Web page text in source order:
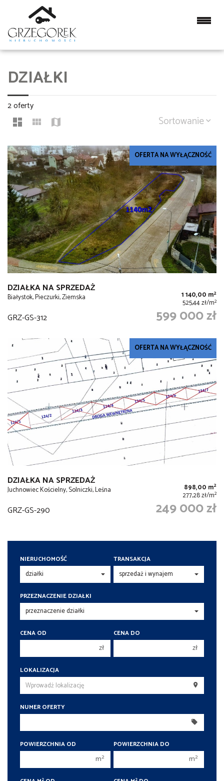
DZIAŁKI
2 oferty
Sortowanie
OFERTA NA WYŁĄCZNOŚĆ
DZIAŁKA NA SPRZEDAŻ
Białystok, Pieczurki, Ziemska 1 140,00 m2
525,44 zł/m2
GRZ-GS-312 599 000 zł
OFERTA NA WYŁĄCZNOŚĆ
DZIAŁKA NA SPRZEDAŻ
Juchnowiec Kościelny, Solniczki, Leśna 898,00 m2
277,28 zł/m2
GRZ-GS-290 249 000 zł
NIERUCHOMOŚĆ TRANSAKCJA
PRZEZNACZENIE DZIAŁKI
CENA OD
zł
200 000 zł
250 000 zł
300 000 zł
450 000 zł
CENA DO
zł
200 000 zł
250 000 zł
450 000 zł
LOKALIZACJA
NUMER OFERTY
POWIERZCHNIA OD
m2
POWIERZCHNIA DO
m2